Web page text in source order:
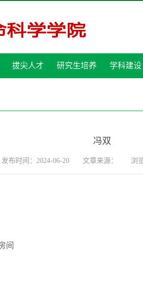
拔尖人才 研究生培养 学科建设
冯双
发布时间：2024-06-20 文章来源： 浏
间